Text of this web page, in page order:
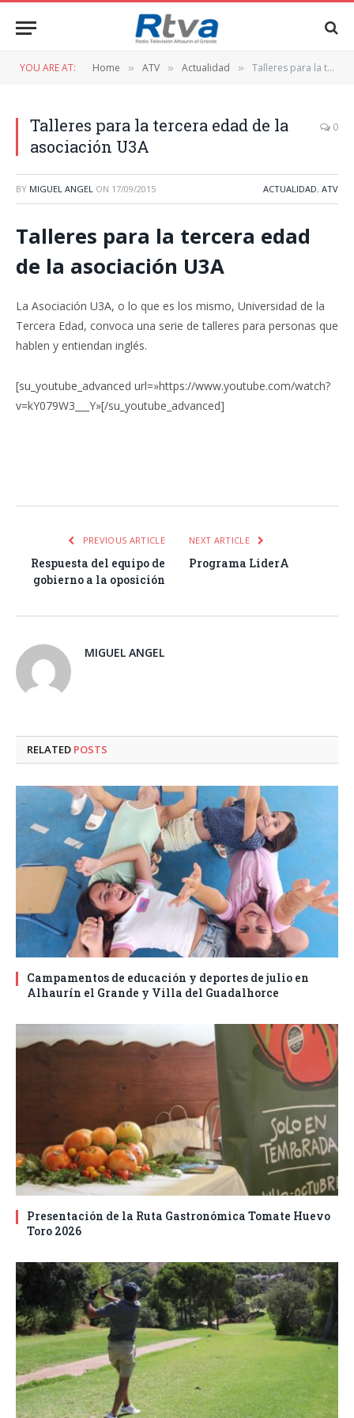
YOU ARE AT: Home » ATV » Actualidad » Talleres para la tercera edad de la asociación U3A
Talleres para la tercera edad de la
asociación U3A
0
BY MIGUEL ANGEL ON 17/09/2015 ACTUALIDAD, ATV
Talleres para la tercera edad
de la asociación U3A
La Asociación U3A, o lo que es los mismo, Universidad de la
Tercera Edad, convoca una serie de talleres para personas que
hablen y entiendan inglés.
[su_youtube_advanced url=»https://www.youtube.com/watch?
v=kY079W3___Y»[/su_youtube_advanced]
PREVIOUS ARTICLE
Respuesta del equipo de
gobierno a la oposición
NEXT ARTICLE
Programa LiderA
MIGUEL ANGEL
RELATED POSTS
Campamentos de educación y deportes de julio en
Alhaurín el Grande y Villa del Guadalhorce
Presentación de la Ruta Gastronómica Tomate Huevo
Toro 2026